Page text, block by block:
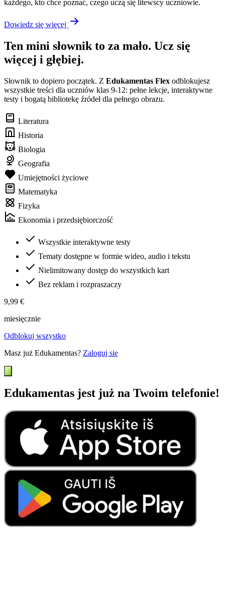
każdego, kto chce poznać, czego uczą się litewscy uczniowie.
Dowiedz się więcej
Ten mini słownik to za mało. Ucz się
więcej i głębiej.
Słownik to dopiero początek. Z Edukamentas Flex odblokujesz
wszystkie treści dla uczniów klas 9-12: pełne lekcje, interaktywne
testy i bogatą bibliotekę źródeł dla pełnego obrazu.
Literatura
Historia
Biologia
Geografia
Umiejętności życiowe
Matematyka
Fizyka
Ekonomia i przedsiębiorczość
Wszystkie interaktywne testy
Tematy dostępne w formie wideo, audio i tekstu
Nielimitowany dostęp do wszystkich kart
Bez reklam i rozpraszaczy
9,99 €
miesięcznie
Odblokuj wszystko
Masz już Edukamentas? Zaloguj się
Edukamentas jest już na Twoim telefonie!